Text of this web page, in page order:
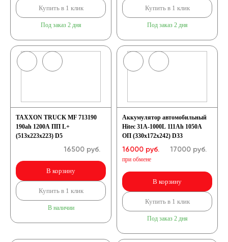
Купить в 1 клик
Под заказ 2 дня
Купить в 1 клик
Под заказ 2 дня
TAXXON TRUCK MF 713190
190ah 1200А ПП L+
(513x223x223) D5
16500руб.
В корзину
Купить в 1 клик
В наличии
Аккумулятор автомобильный
Hitec 31A-1000L 111Ah 1050A
ОП (330х172х242) D33
16000 руб.
при обмене
17000руб.
В корзину
Купить в 1 клик
Под заказ 2 дня